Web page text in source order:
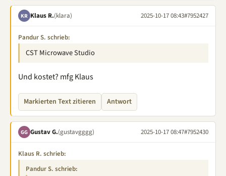
KR Klaus R.(klara) 2025-10-17 08:43#7952427
Pandur S. schrieb:
CST Microwave Studio
Und kostet? mfg Klaus
Markierten Text zitieren Antwort
GG Gustav G.(gustavgggg) 2025-10-17 08:47#7952430
Klaus R. schrieb:
Pandur S. schrieb: